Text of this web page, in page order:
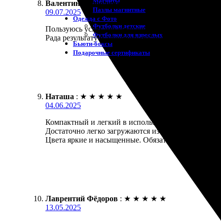
Пазлы магнитные
Одежда с Фото
Футболки детские
Футболки для взрослых
Бьюти-боксы
Подарочные сертификаты
Валентина Бородина
09.07.2025
Пользуюсь услугами компании постоянно.
Рада результату и здешнему обслуживанию.
Наташа : ★ ★ ★ ★ ★
04.06.2025
Компактный и легкий в использовании сервис!
Достаточно легко загружаются изображения, а
Цвета яркие и насыщенные. Обязательно вернусь
Лаврентий Фёдоров : ★ ★ ★ ★ ★
13.05.2025